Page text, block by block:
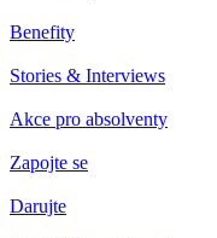
Benefity
Stories & Interviews
Akce pro absolventy
Zapojte se
Darujte